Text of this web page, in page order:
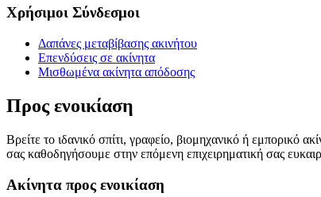
Χρήσιμοι Σύνδεσμοι
Δαπάνες μεταβίβασης ακινήτου
Επενδύσεις σε ακίνητα
Μισθωμένα ακίνητα απόδοσης
Προς ενοικίαση
Βρείτε το ιδανικό σπίτι, γραφείο, βιομηχανικό ή εμπορικό
σας καθοδηγήσουμε στην επόμενη επιχειρηματική σας
Ακίνητα προς ενοικίαση